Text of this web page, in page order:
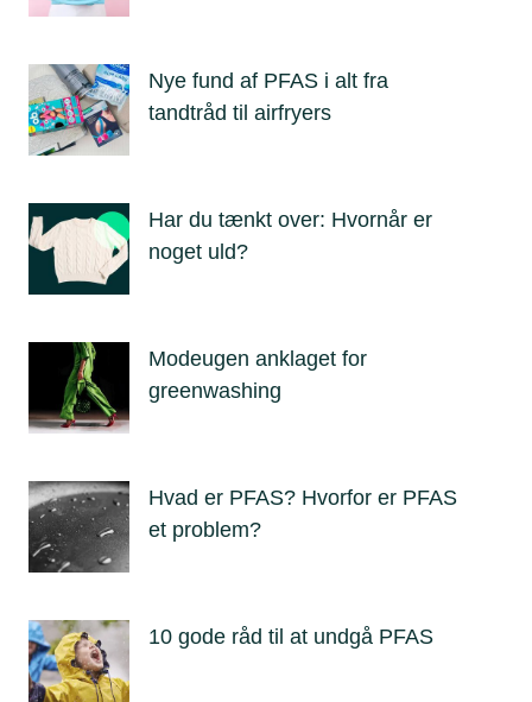
Nye fund af PFAS i alt fra
tandtråd til airfryers
Har du tænkt over: Hvornår er
noget uld?
Modeugen anklaget for
greenwashing
Hvad er PFAS? Hvorfor er PFAS
et problem?
10 gode råd til at undgå PFAS